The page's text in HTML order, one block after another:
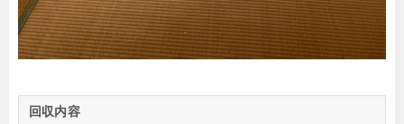
回収内容